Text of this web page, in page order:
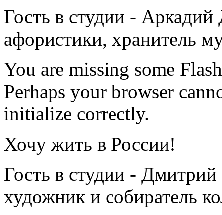
Гость в студии -
афористики, хранитель
You are missing some
Perhaps your browser
initialize correctly.
Хочу жить в России!
Гость в студии -
художник и собиратель